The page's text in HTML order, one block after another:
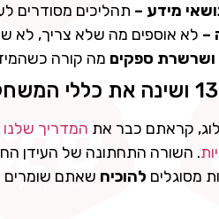
מידע – תהליכים מסודרים
– לא אוספים מה שלא צריך, לא
ושרשרת ספקים מה קורה
קראתם כבר את המדריך שלנו להיערכות
. השורה התחתונה של העידן
מסוגלים להוכיח שאתם שומרים